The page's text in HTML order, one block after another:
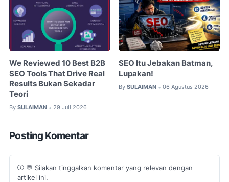
We Reviewed 10 Best B2B
SEO Tools That Drive Real
Results Bukan Sekadar
Teori
By SULAIMAN • 29 Juli 2026
SEO Itu Jebakan Batman,
Lupakan!
By SULAIMAN • 06 Agustus 2026
Posting Komentar
💬 Silakan tinggalkan komentar yang relevan dengan
artikel ini.